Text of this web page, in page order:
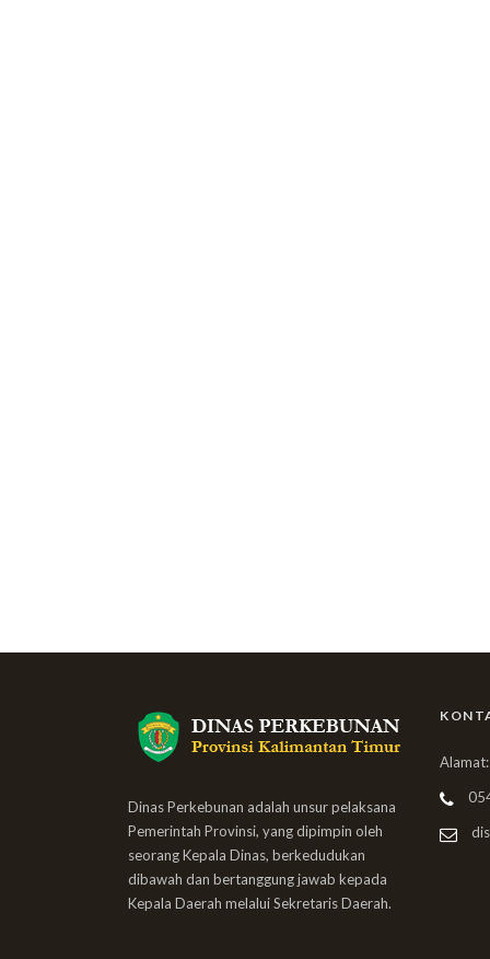
Dinas Perkebunan adalah unsur pelaksana
Pemerintah Provinsi, yang dipimpin oleh
seorang Kepala Dinas, berkedudukan
dibawah dan bertanggung jawab kepada
Kepala Daerah melalui Sekretaris Daerah.